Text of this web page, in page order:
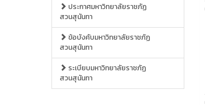
ประกาศมหาวิทยาลัยราชภัฏ
สวนสุนันทา
ข้อบังคับมหาวิทยาลัยราชภัฏ
สวนสุนันทา
ระเบียบมหาวิทยาลัยราชภัฏ
สวนสุนันทา